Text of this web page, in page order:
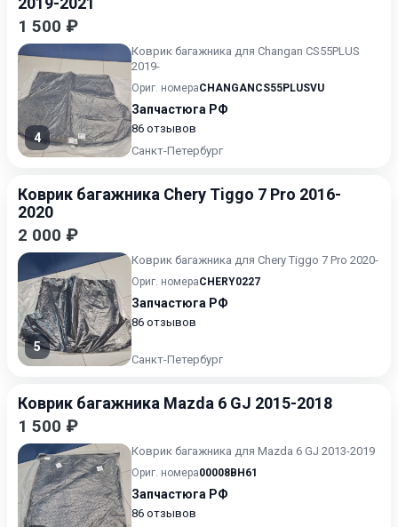
1 500 ₽
4
Коврик багажника для Changan CS55PLUS
2019-
Ориг. номераCHANGANCS55PLUSVU
Запчастюга РФ
86 отзывов
Санкт-Петербург
Коврик багажника Chery Tiggo 7 Pro 2016-
2020
2 000 ₽
5
Коврик багажника для Chery Tiggo 7 Pro 2020-
Ориг. номераCHERY0227
Запчастюга РФ
86 отзывов
Санкт-Петербург
Коврик багажника Mazda 6 GJ 2015-2018
1 500 ₽
Коврик багажника для Mazda 6 GJ 2013-2019
Ориг. номера00008BH61
Запчастюга РФ
86 отзывов